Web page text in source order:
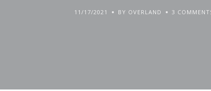
11/17/2021 BY OVERLAND 3